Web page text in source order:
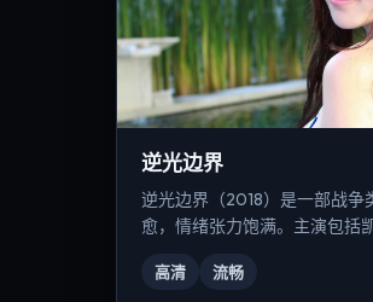
逆光边界
逆光边界（2018）是一部战争
愈，情绪张力饱满。主演包括
高清 流畅